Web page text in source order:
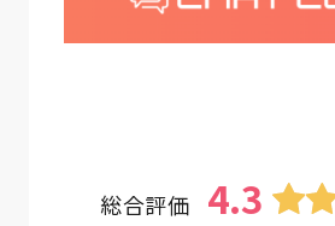
総合評価 4.3